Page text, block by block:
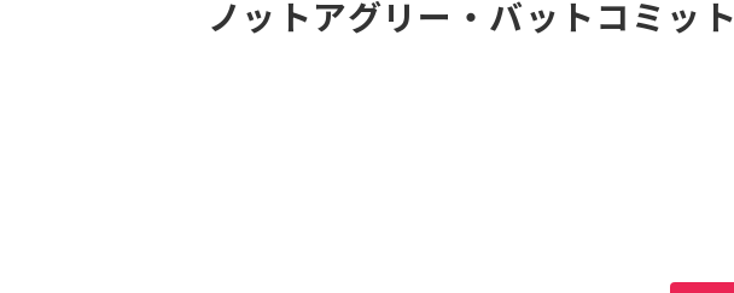
ノットアグリー・バットコミット